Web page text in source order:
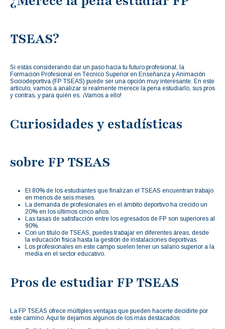
TSEAS?
Si estás considerando dar un paso hacia tu futuro profesional, la
Formación Profesional en Técnico Superior en Enseñanza y Animación
Sociodeportiva (FP TSEAS) puede ser una opción muy interesante. En este
artículo, vamos a analizar si realmente merece la pena estudiarlo, sus pros
y contras, y para quién es. ¡Vamos a ello!
Curiosidades y estadísticas
sobre FP TSEAS
El 80% de los estudiantes que finalizan el TSEAS encuentran trabajo
en menos de seis meses.
La demanda de profesionales en el ámbito deportivo ha crecido un
20% en los últimos cinco años.
Las tasas de satisfacción entre los egresados de FP son superiores al
90%.
Con un título de TSEAS, puedes trabajar en diferentes áreas, desde
la educación física hasta la gestión de instalaciones deportivas.
Los profesionales en este campo suelen tener un salario superior a la
media en el sector educativo.
Pros de estudiar FP TSEAS
La FP TSEAS ofrece múltiples ventajas que pueden hacerte decidirte por
este camino. Aquí te dejamos algunos de los más destacados: